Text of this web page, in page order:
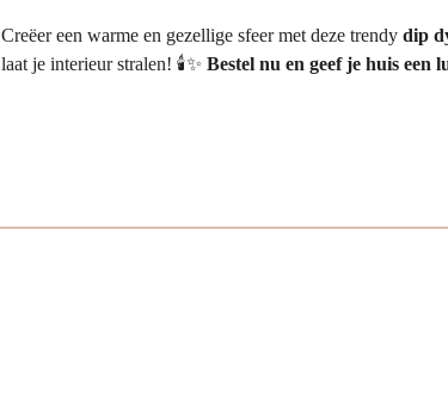
Creëer een warme en gezellige sfeer met deze trendy dip
laat je interieur stralen! 🕯️✨ Bestel nu en geef je huis een